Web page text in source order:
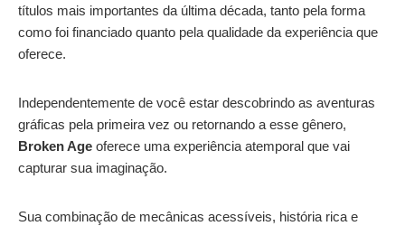
títulos mais importantes da última década, tanto pela forma
como foi financiado quanto pela qualidade da experiência que
oferece.
Independentemente de você estar descobrindo as aventuras
gráficas pela primeira vez ou retornando a esse gênero,
Broken Age oferece uma experiência atemporal que vai
capturar sua imaginação.
Sua combinação de mecânicas acessíveis, história rica e